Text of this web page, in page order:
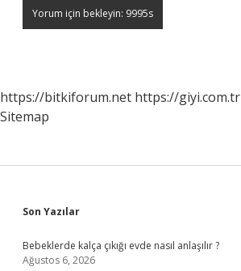
https://bitkiforum.net https://giyi.com.tr
Sitemap
Sidebar
Son Yazılar
Bebeklerde kalça çıkığı evde nasıl anlaşılır ?
Ağustos 6, 2026